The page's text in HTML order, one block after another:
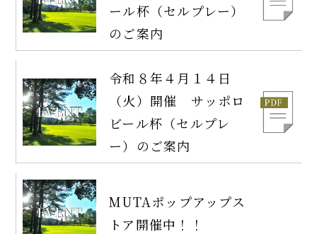
ール杯（セルプレー）
のご案内
令和８年４月１４日
（火）開催 サッポロ
ビール杯（セルプレ
ー）のご案内
MUTAポップアップス
トア開催中！！